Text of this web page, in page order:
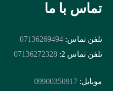
تماس با ما
تلفن تماس:07136269494
تلفن تماس 2:
07136272328
موبایل:09900350917